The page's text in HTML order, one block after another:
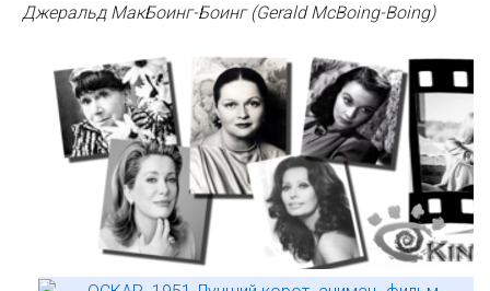
Джеральд МакБоинг-Боинг (Gerald McBoing-Boing)